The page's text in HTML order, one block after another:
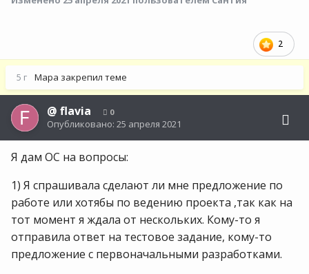
2
5 г Мара закрепил теме
@ flavia 0
Опубликовано: 25 апреля 2021
Я дам ОС на вопросы:
1) Я спрашивала сделают ли мне предложение по
работе или хотябы по ведению проекта ,так как на
тот момент я ждала от нескольких. Кому-то я
отправила ответ на тестовое задание, кому-то
предложение с первоначальными разработками.